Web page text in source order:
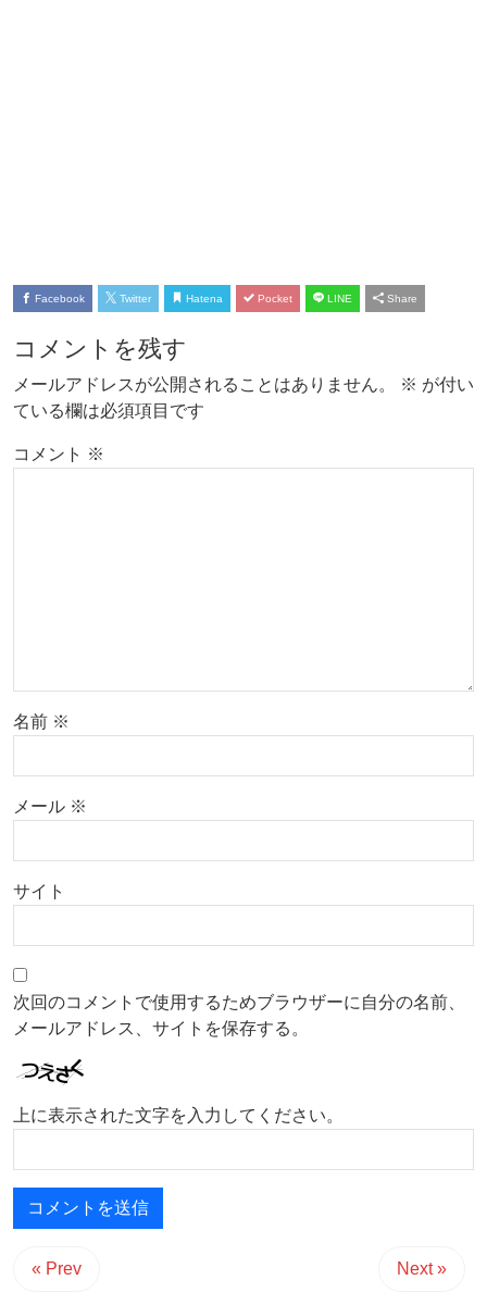
Facebook Twitter Hatena Pocket LINE Share
コメントを残す
メールアドレスが公開されることはありません。 ※ が付い
ている欄は必須項目です
コメント ※
名前 ※
メール ※
サイト
次回のコメントで使用するためブラウザーに自分の名前、
メールアドレス、サイトを保存する。
上に表示された文字を入力してください。
« Prev Next »